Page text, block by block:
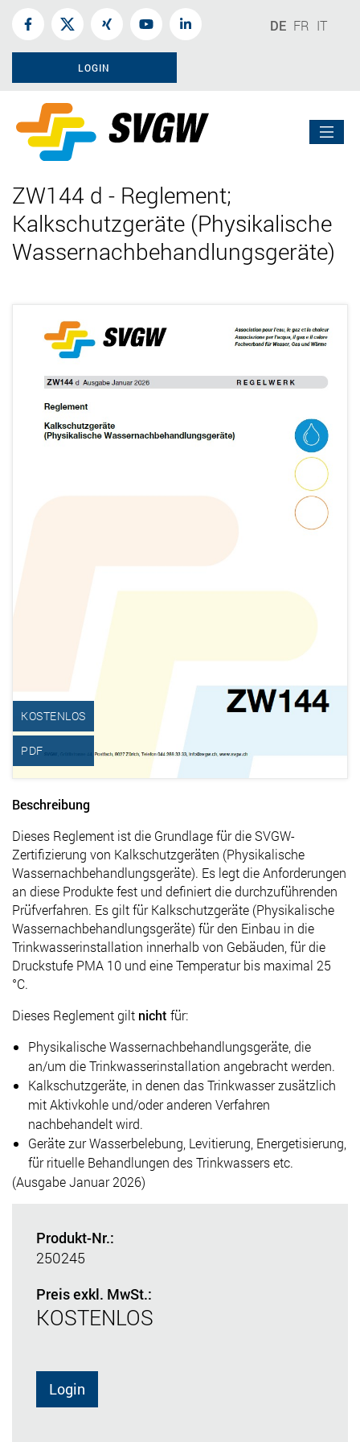
DE FR IT
LOGIN
ZW144 d - Reglement;
Kalkschutzgeräte (Physikalische
Wassernachbehandlungsgeräte)
KOSTENLOS
PDF
Beschreibung
Dieses Reglement ist die Grundlage für die SVGW-
Zertifizierung von Kalkschutzgeräten (Physikalische
Wassernachbehandlungsgeräte). Es legt die Anforderungen
an diese Produkte fest und definiert die durchzuführenden
Prüfverfahren. Es gilt für Kalkschutzgeräte (Physikalische
Wassernachbehandlungsgeräte) für den Einbau in die
Trinkwasserinstallation innerhalb von Gebäuden, für die
Druckstufe PMA 10 und eine Temperatur bis maximal 25
°C.
Dieses Reglement gilt nicht für:
Physikalische Wassernachbehandlungsgeräte, die
an/um die Trinkwasserinstallation angebracht werden.
Kalkschutzgeräte, in denen das Trinkwasser zusätzlich
mit Aktivkohle und/oder anderen Verfahren
nachbehandelt wird.
Geräte zur Wasserbelebung, Levitierung, Energetisierung,
für rituelle Behandlungen des Trinkwassers etc.
(Ausgabe Januar 2026)
Produkt-Nr.:
250245
Preis exkl. MwSt.:
KOSTENLOS
Login